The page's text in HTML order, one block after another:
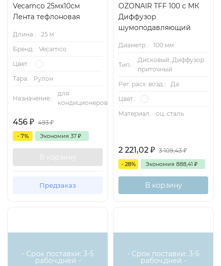
Vecamco 25мх10см
Лента тефлоновая
Длина.:
25 м
Бренд:
Vecamco
Цвет.:
Тара: Рулон
Назначение.:
для
кондиционеров
456 ₽ 493₽
- 7% Экономия 37 ₽
В корзину
Предзаказ
OZONAIR TFF 100 с МК
Диффузор
шумоподавляющий
Диаметр.: 100 мм
Тип.:
Дисковый, Диффузор
приточный
Рег. расх. возд.:
Да
Цвет.:
Материал: оц. сталь
2 221,02 ₽ 3 109,43₽
- 28% Экономия 888,41 ₽
В корзину
- Срок поставки: 3-5
рабоч.дней -
- Срок поставки: 3-5
рабоч.дней -